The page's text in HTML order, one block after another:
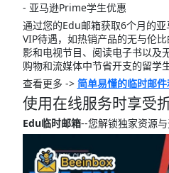
- 亚马逊Prime学生优惠
通过您的Edu邮箱获取6个月的
VIP待遇，如热销产品的无与伦
影和电视节目、阅读电子书以及
购物和流媒体中节省开支的留学
查看更多 -> 简单易懂的临时邮
使用在线服务时享受
Edu临时邮箱--您解锁独家资源